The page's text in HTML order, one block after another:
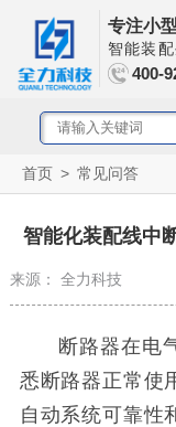
专注小
智能装
400-
首页 > 常见问答
智能化装配线中
来源： 全力科技
断路器在电
悉断路器正常使
自动系统可靠性